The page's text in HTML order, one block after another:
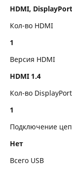
HDMI, DisplayPort
Кол-во HDMI
1
Версия HDMI
HDMI 1.4
Кол-во DisplayPort
1
Подключение
Нет
Всего USB